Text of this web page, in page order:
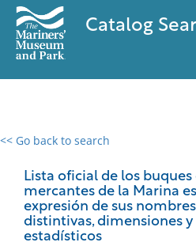
Catalog
<< Go back to search
Lista oficial de los buques
mercantes de la Marina
expresión de sus
distintivas, dimensiones
estadísticos
0 results
No results meet